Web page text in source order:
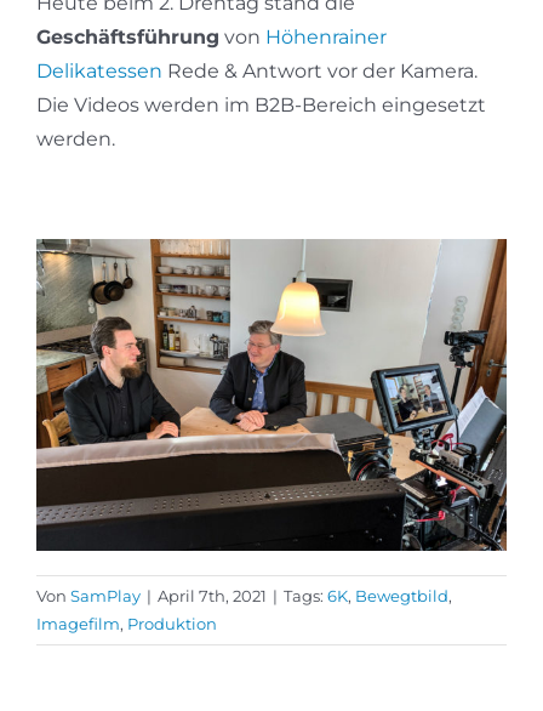
Geschäftsführung von Höhenrainer
Delikatessen Rede & Antwort vor der Kamera.
Die Videos werden im B2B-Bereich eingesetzt
werden.
Von SamPlay | April 7th, 2021 | Tags: 6K, Bewegtbild,
Imagefilm, Produktion